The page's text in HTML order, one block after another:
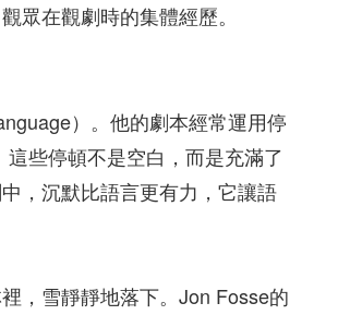
眾在觀劇時的集體經歷。
）。他的劇本經常運用停
些停頓不是空白，而是充滿了
，沉默比語言更有力，它讓語
，雪靜靜地落下。Jon Fosse的